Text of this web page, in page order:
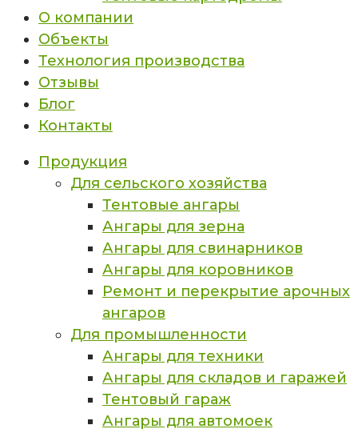
О компании
Объекты
Технология производства
Отзывы
Блог
Контакты
Продукция
Для сельского хозяйства
Тентовые ангары
Ангары для зерна
Ангары для свинарников
Ангары для коровников
Ремонт и перекрытие арочных
ангаров
Для промышленности
Ангары для техники
Ангары для складов и гаражей
Тентовый гараж
Ангары для автомоек